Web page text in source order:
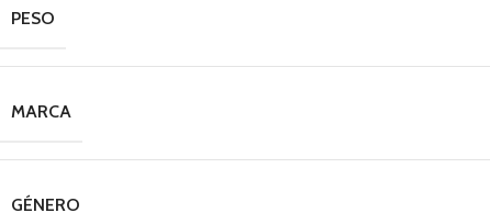
PESO
MARCA
GÉNERO